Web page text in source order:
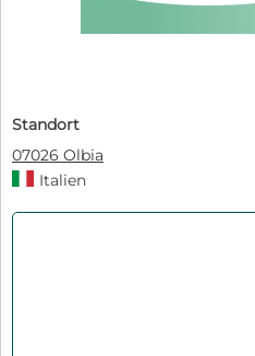
Standort
07026 Olbia
Italien